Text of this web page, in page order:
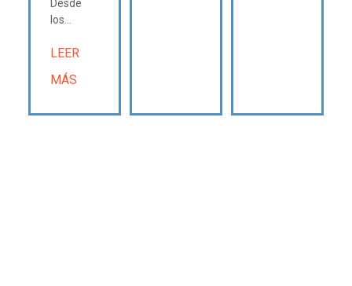
Desde
los...
LEER
MÁS